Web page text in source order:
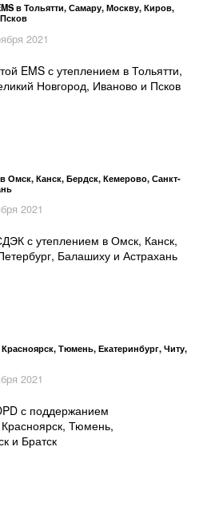
в Тольятти, Самару, Москву, Киров,
2021
EMS с утеплением в Тольятти,
Новгород, Иваново и Псков
Омск, Канск, Бердск, Кемерово, Санкт-
2021
с утеплением в Омск, Канск,
Балашиху и Астрахань
Тюмень, Екатеринбург, Читу,
2021
с поддержанием
Тюмень,
и Братск